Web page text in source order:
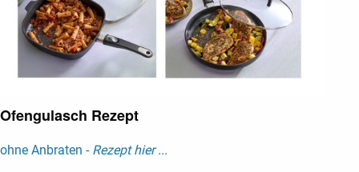
Ofengulasch Rezept
ohne Anbraten - Rezept hier ...